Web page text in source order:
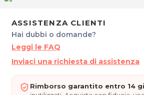
Mercoledì: 13.00 - 19.00
Venerdì: 9.00 - 20.00
Su appuntamento.
DENISA TOLLON - TRATTAMENTI
Via Arcivescovo Nogara, 11
33058 San Giorgio di Nogaro (UD)
ASSISTENZA CLIENTI
Hai dubbi o domande?
Leggi le FAQ
Inviaci una richiesta di assistenza
Rimborso garantito entro 14